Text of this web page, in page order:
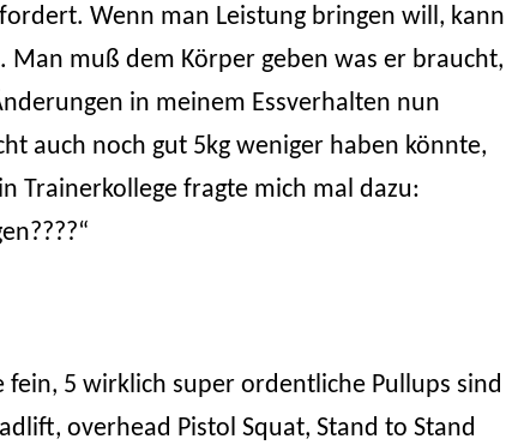
Wenn man Leistung bringen will, kann
Man muß dem Körper geben was er braucht,
in meinem Essverhalten nun
auch noch gut 5kg weniger haben könnte,
Trainerkollege fragte mich mal dazu:
5 wirklich super ordentliche Pullups sind
overhead Pistol Squat, Stand to Stand